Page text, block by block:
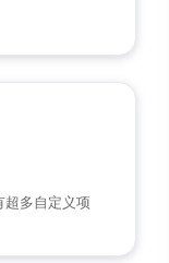
超多自定义项